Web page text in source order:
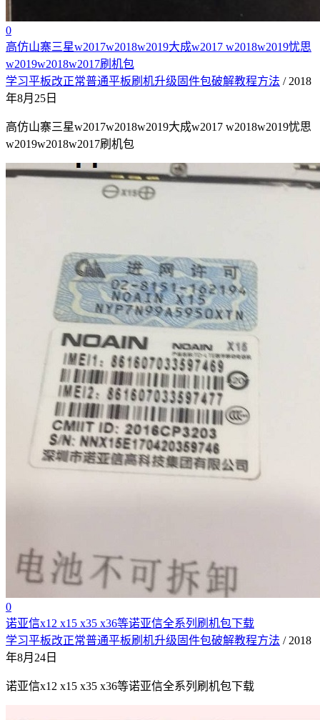
0
高仿山寨三星w2017w2018w2019大成w2017 w2018w2019忧思
w2019w2018w2017刷机包
学习平板改正常普通平板刷机升级固件包破解教程方法 / 2018
年8月25日
高仿山寨三星w2017w2018w2019大成w2017 w2018w2019忧思
w2019w2018w2017刷机包
0
诺亚信x12 x15 x35 x36等诺亚信全系列刷机包下载
学习平板改正常普通平板刷机升级固件包破解教程方法 / 2018
年8月24日
诺亚信x12 x15 x35 x36等诺亚信全系列刷机包下载